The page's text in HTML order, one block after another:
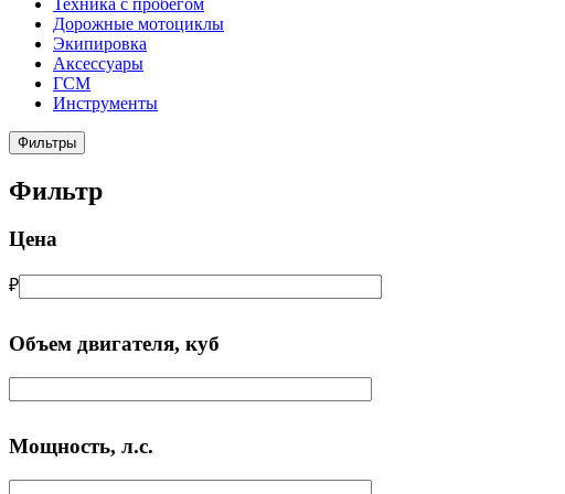
Дорожные мотоциклы
Экипировка
Аксессуары
ГСМ
Инструменты
Фильтры
Фильтр
Цена
₽
Объем двигателя, куб
Мощность, л.с.